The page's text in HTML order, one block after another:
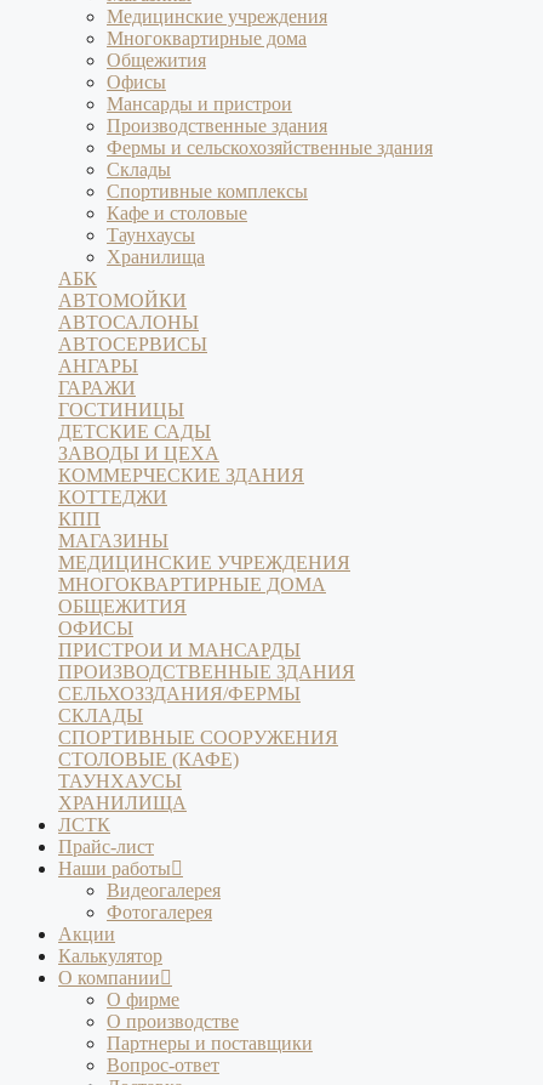
Медицинские учреждения
Многоквартирные дома
Общежития
Офисы
Мансарды и пристрои
Производственные здания
Фермы и сельскохозяйственные здания
Склады
Спортивные комплексы
Кафе и столовые
Таунхаусы
Хранилища
АБК
АВТОМОЙКИ
АВТОСАЛОНЫ
АВТОСЕРВИСЫ
АНГАРЫ
ГАРАЖИ
ГОСТИНИЦЫ
ДЕТСКИЕ САДЫ
ЗАВОДЫ И ЦЕХА
КОММЕРЧЕСКИЕ ЗДАНИЯ
КОТТЕДЖИ
КПП
МАГАЗИНЫ
МЕДИЦИНСКИЕ УЧРЕЖДЕНИЯ
МНОГОКВАРТИРНЫЕ ДОМА
ОБЩЕЖИТИЯ
ОФИСЫ
ПРИСТРОИ И МАНСАРДЫ
ПРОИЗВОДСТВЕННЫЕ ЗДАНИЯ
СЕЛЬХОЗЗДАНИЯ/ФЕРМЫ
СКЛАДЫ
СПОРТИВНЫЕ СООРУЖЕНИЯ
СТОЛОВЫЕ (КАФЕ)
ТАУНХАУСЫ
ХРАНИЛИЩА
ЛСТК
Прайс-лист
Наши работы
Видеогалерея
Фотогалерея
Акции
Калькулятор
О компании
О фирме
О производстве
Партнеры и поставщики
Вопрос-ответ